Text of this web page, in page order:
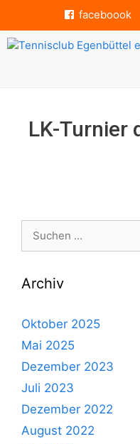
springen
faceboook
LK-Turnier
Suche
Archiv
Oktober 2025
Mai 2025
Dezember 2023
Juli 2023
Dezember 2022
August 2022